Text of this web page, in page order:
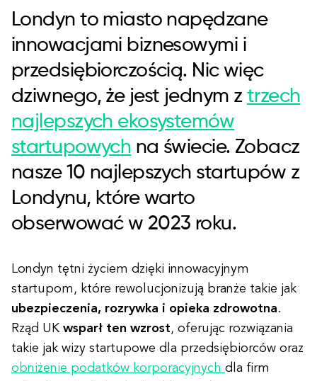
Londyn to miasto napędzane
innowacjami biznesowymi i
przedsiębiorczością. Nic więc
dziwnego, że jest jednym z trzech
najlepszych ekosystemów
startupowych na świecie. Zobacz
nasze 10 najlepszych startupów z
Londynu, które warto
obserwować w 2023 roku.
Londyn tętni życiem dzięki innowacyjnym
startupom, które rewolucjonizują branże takie jak
ubezpieczenia, rozrywka i opieka zdrowotna.
Rząd UK wsparł ten wzrost, oferując rozwiązania
takie jak wizy startupowe dla przedsiębiorców oraz
obniżenie podatków korporacyjnych dla firm